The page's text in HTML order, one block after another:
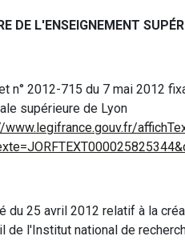
DE L'ENSEIGNEMENT
n° 2012-715 du 7 mai 2012
supérieure de Lyon
www.legifrance.gouv.fr/
du 25 avril 2012 relatif à la
de l'Institut national de